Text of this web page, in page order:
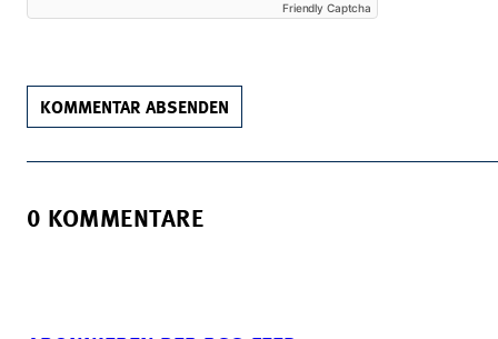
Friendly Captcha
KOMMENTAR ABSENDEN
0 KOMMENTARE